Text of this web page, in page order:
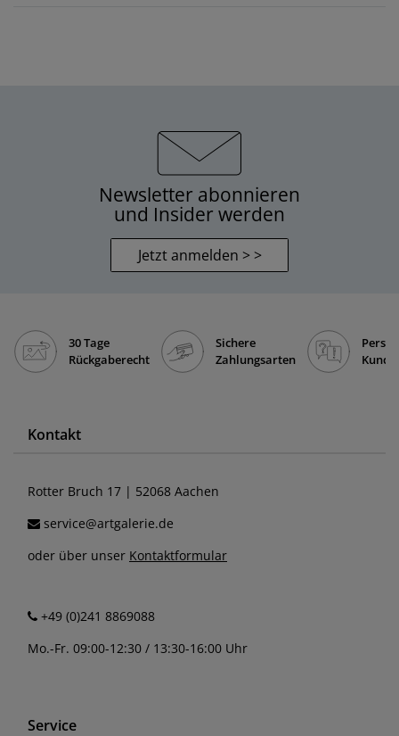
Newsletter abonnieren
und Insider werden
Jetzt anmelden > >
30 Tage
Rückgaberecht
Sichere
Zahlungsarten
Kontakt
Rotter Bruch 17 | 52068 Aachen
service@artgalerie.de
oder über unser Kontaktformular
+49 (0)241 8869088
Mo.-Fr. 09:00-12:30 / 13:30-16:00 Uhr
Service